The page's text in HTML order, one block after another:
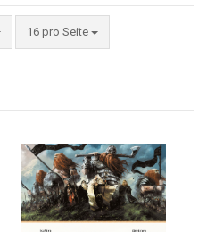
16 pro Seite